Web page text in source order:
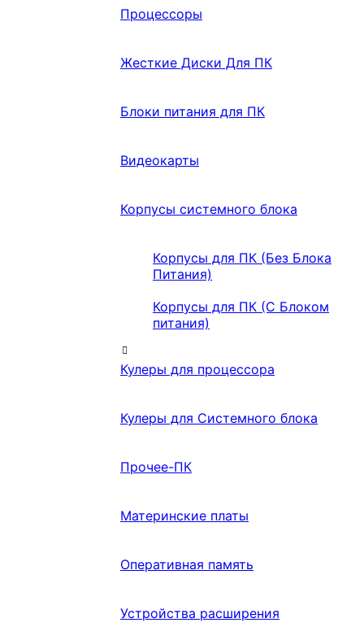
Процессоры
Жесткие Диски Для ПК
Блоки питания для ПК
Видеокарты
Корпусы системного блока
Корпусы для ПК (Без Блока
Питания)
Корпусы для ПК (С Блоком
питания)
Кулеры для процессора
Кулеры для Системного блока
Прочее-ПК
Материнские платы
Оперативная память
Устройства расширения